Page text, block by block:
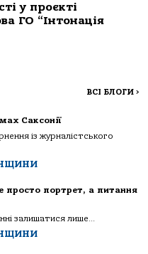
у проєкті
ГО “Інтонація
ВСІ БЛОГИ >
Саксонії
із журналістського
просто портрет, а питання
залишатися лише...